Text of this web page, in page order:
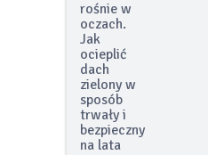
rośnie w
oczach.
Jak
ocieplić
dach
zielony w
sposób
trwały i
bezpieczny
na lata